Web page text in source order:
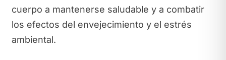
cuerpo a mantenerse saludable y a combatir
los efectos del envejecimiento y el estrés
ambiental.